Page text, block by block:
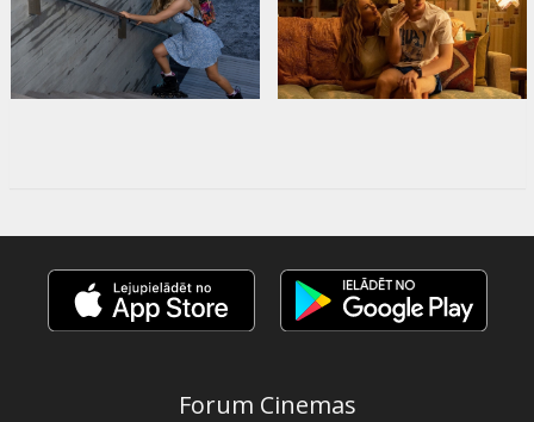
Forum Cinemas